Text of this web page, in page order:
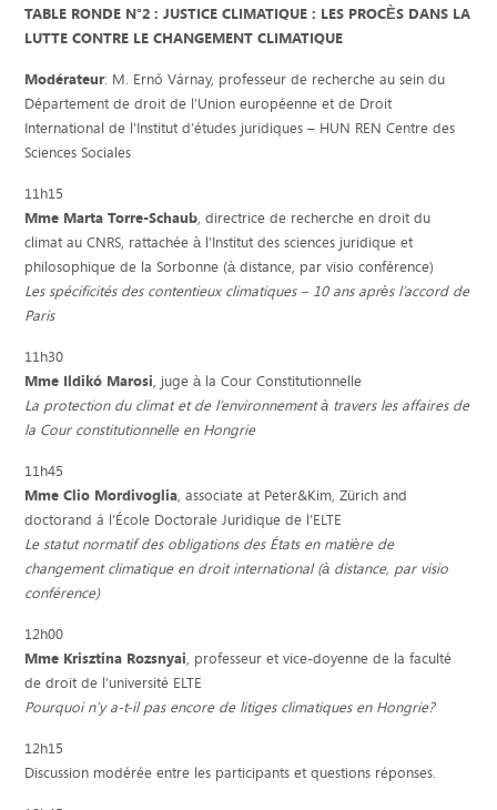
TABLE RONDE N°2 : JUSTICE CLIMATIQUE : LES PROCÈS DANS LA
LUTTE CONTRE LE CHANGEMENT CLIMATIQUE
Modérateur: M. Ernő Várnay, professeur de recherche au sein du
Département de droit de l’Union européenne et de Droit
International de l’Institut d’études juridiques – HUN REN Centre des
Sciences Sociales
11h15
Mme Marta Torre-Schaub , directrice de recherche en droit du
climat au CNRS, rattachée à l’Institut des sciences juridique et
philosophique de la Sorbonne (à distance, par visio conférence)
Les spécificités des contentieux climatiques – 10 ans après l’accord de
Paris
11h30
Mme Ildikó Marosi , juge à la Cour Constitutionnelle
La protection du climat et de l’environnement à travers les affaires de
la Cour constitutionnelle en Hongrie
11h45
Mme Clio Mordivoglia , associate at Peter&Kim, Zürich and
doctorand á l’École Doctorale Juridique de l’ELTE
Le statut normatif des obligations des États en matière de
changement climatique en droit international (à distance, par visio
conférence)
12h00
Mme Krisztina Rozsnyai , professeur et vice-doyenne de la faculté
de droit de l’université ELTE
Pourquoi n’y a-t-il pas encore de litiges climatiques en Hongrie?
12h15
Discussion modérée entre les participants et questions réponses.